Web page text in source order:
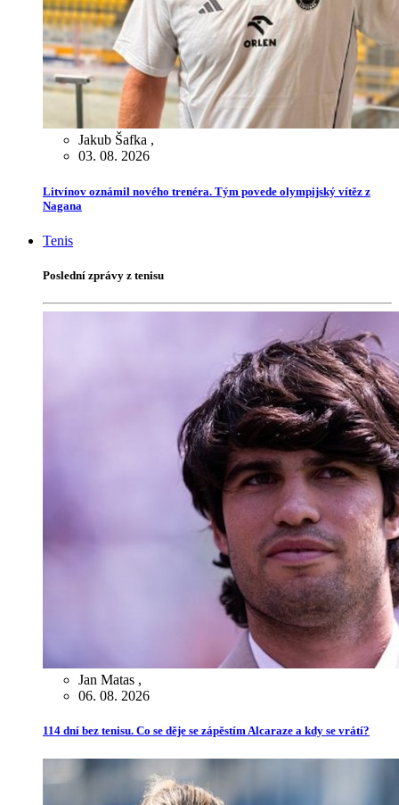
Jakub Šafka ,
03. 08. 2026
Litvínov oznámil nového trenéra. Tým povede olympijský vítěz z
Nagana
Tenis
Poslední zprávy z tenisu
Jan Matas ,
06. 08. 2026
114 dní bez tenisu. Co se děje se zápěstím Alcaraze a kdy se vrátí?